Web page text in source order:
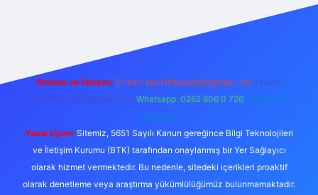
Reklam ve İletişim: E-mail: backlinkpaneli@gmail.com Teams:
forumhizmeti@gmail.com Whatsapp: 0262 606 0 726 Telegram:
@karabul
Yasal Uyarı: Sitemiz, 5651 Sayılı Kanun gereğince Bilgi Teknolojileri
ve İletişim Kurumu (BTK) tarafından onaylanmış bir Yer Sağlayıcı
olarak hizmet vermektedir. Bu nedenle, sitedeki içerikleri proaktif
olarak denetleme veya araştırma yükümlülüğümüz bulunmamaktadır.